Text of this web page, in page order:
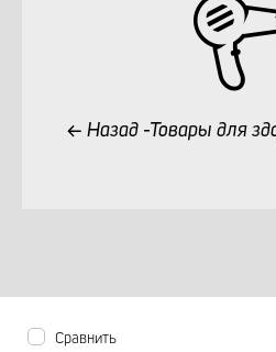
Назад -Товары для
Сравнить